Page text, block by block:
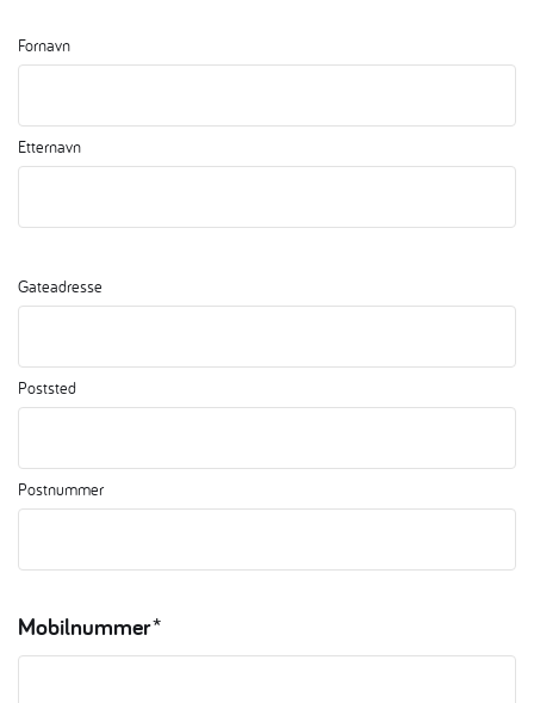
Fornavn
Etternavn
*
Gateadresse
Poststed
Postnummer
Mobilnummer*